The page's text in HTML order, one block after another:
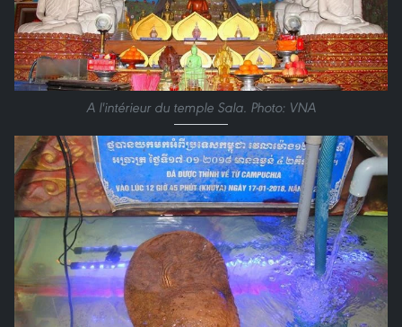
A l'intérieur du temple Sala. Photo: VNA